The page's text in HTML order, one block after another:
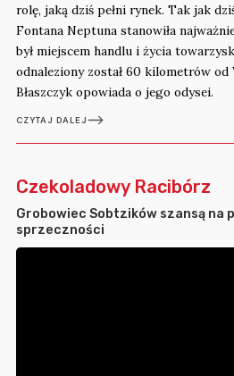
rolę, jaką dziś pełni rynek. Tak jak
Fontana Neptuna stanowiła
był miejscem handlu i życia
odnaleziony został 60 kilometrów od
Błaszczyk opowiada o jego odysei.
CZYTAJ DALEJ
Czekoladowy Racibórz
Grobowiec Sobtzików szansą na
sprzeczności